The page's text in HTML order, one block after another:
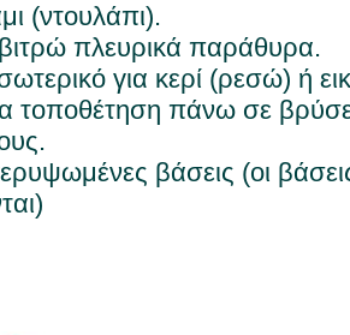
(ντουλάπι).
πλευρικά παράθυρα.
για κερί (ρεσώ) ή
τοποθέτηση πάνω σε
βάσεις (οι